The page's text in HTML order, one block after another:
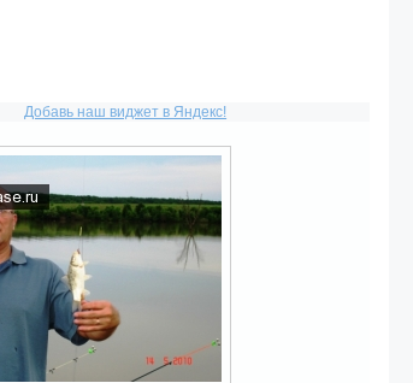
Добавь наш виджет в Яндекс!